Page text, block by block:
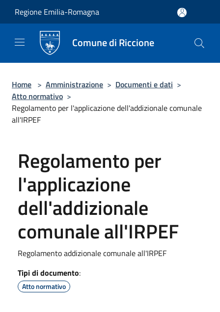
Regione Emilia-Romagna
Comune di Riccione
Home > Amministrazione > Documenti e dati >
Atto normativo >
Regolamento per l'applicazione dell'addizionale comunale
all'IRPEF
Regolamento per
l'applicazione
dell'addizionale
comunale all'IRPEF
Regolamento addizionale comunale all'IRPEF
Tipi di documento:
Atto normativo